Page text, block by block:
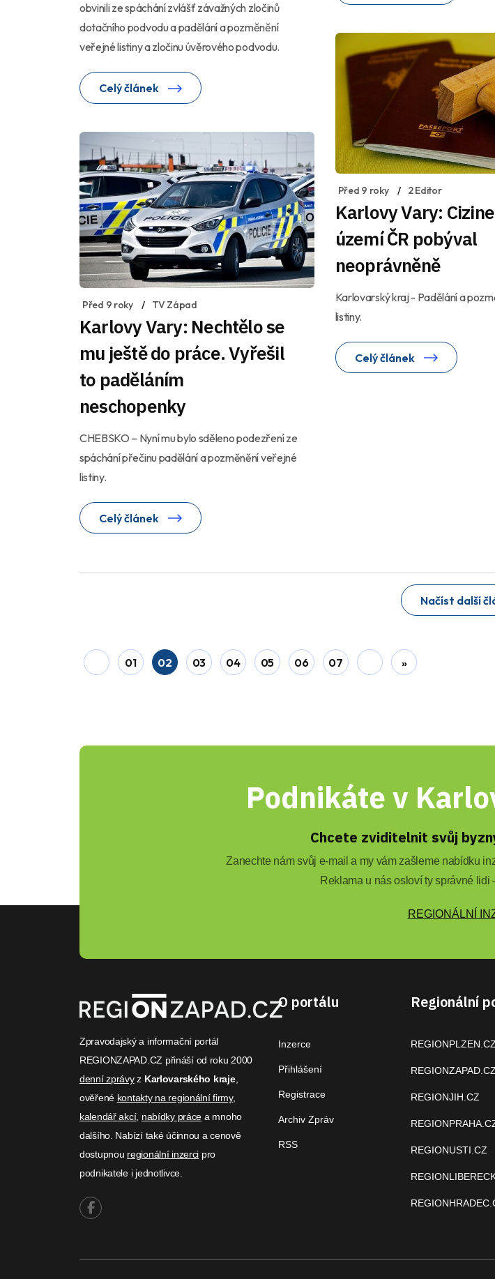
obvinili ze spáchání zvlášť závažných zločinů
dotačního podvodu a padělání a pozměnění
veřejné listiny a zločinu úvěrového podvodu.
Celý článek
Před 9 roky 2 Editor
Karlovy Vary:
území ČR pobýval
neoprávněně
Karlovarský kraj - Padělání a
listiny.
Celý článek
Před 9 roky TV Západ
Karlovy Vary: Nechtělo se
mu ještě do práce. Vyřešil
to paděláním
neschopenky
CHEBSKO – Nyní mu bylo sděleno podezření ze
spáchání přečinu padělání a pozměnění veřejné
listiny.
Celý článek
Načíst další
01 02 03 04 05 06 07 »
Podnikáte v
Chcete zviditelnit svůj
Zanechte nám svůj e-mail a my vám zašleme nabídku
Reklama u nás osloví ty správné lidi
REGIONÁLNÍ
Zpravodajský a informační portál
REGIONZAPAD.CZ přináší od roku 2000
denní zprávyz Karlovarského kraje,
ověřené kontakty na regionální firmy,
kalendář akcí, nabídky práce a mnoho
dalšího. Nabízí také účinnou a cenově
dostupnou regionální inzerci pro
podnikatele i jednotlivce.
O portálu
Inzerce
Přihlášení
Registrace
Archiv Zpráv
RSS
Regionální
REGIONJIH.CZ
REGIONUSTI.CZ